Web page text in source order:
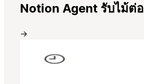
Notion Agent รับไม้ต่อ
→